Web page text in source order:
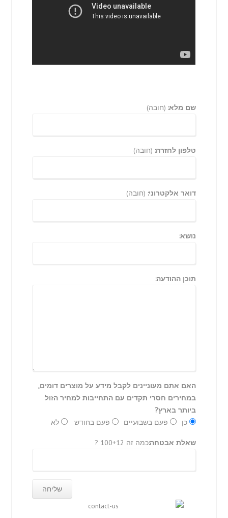
שם מלא: (חובה)
טלפון לחזרה: (חובה)
דואר אלקטרוני: (חובה)
נושא:
תוכן ההודעה:
האם אתם מעוניינים לקבל מידע על מוצרים דומים,
במחירים חסרי תקדים עם התחייבות למחיר הזול
ביותר בארץ?
כן
פעם בשבועיים פעם בחודש לא
שאלת אבטחה:כמה זה 100+12 ?